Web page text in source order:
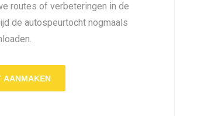
routes of verbeteringen in de
de autospeurtocht nogmaals
AANMAKEN